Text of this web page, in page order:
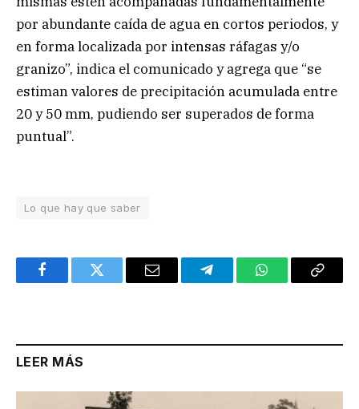
por abundante caída de agua en cortos periodos, y
en forma localizada por intensas ráfagas y/o
granizo”, indica el comunicado y agrega que “se
estiman valores de precipitación acumulada entre
20 y 50 mm, pudiendo ser superados de forma
puntual”.
Lo que hay que saber
FacebookTwitter Email TelegramWhatsAppCopy
LEER MÁS